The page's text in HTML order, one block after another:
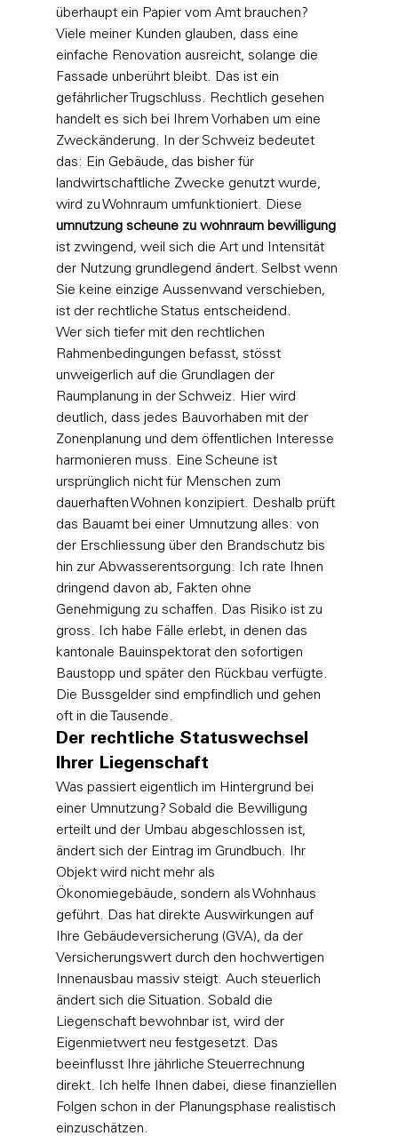
überhaupt ein Papier vom Amt brauchen?
Viele meiner Kunden glauben, dass eine
einfache Renovation ausreicht, solange die
Fassade unberührt bleibt. Das ist ein
gefährlicher Trugschluss. Rechtlich gesehen
handelt es sich bei Ihrem Vorhaben um eine
Zweckänderung. In der Schweiz bedeutet
das: Ein Gebäude, das bisher für
landwirtschaftliche Zwecke genutzt wurde,
wird zu Wohnraum umfunktioniert. Diese
umnutzung scheune zu wohnraum bewilligung
ist zwingend, weil sich die Art und Intensität
der Nutzung grundlegend ändert. Selbst wenn
Sie keine einzige Aussenwand verschieben,
ist der rechtliche Status entscheidend.
Wer sich tiefer mit den rechtlichen
Rahmenbedingungen befasst, stösst
unweigerlich auf die Grundlagen der
Raumplanung in der Schweiz. Hier wird
deutlich, dass jedes Bauvorhaben mit der
Zonenplanung und dem öffentlichen Interesse
harmonieren muss. Eine Scheune ist
ursprünglich nicht für Menschen zum
dauerhaften Wohnen konzipiert. Deshalb prüft
das Bauamt bei einer Umnutzung alles: von
der Erschliessung über den Brandschutz bis
hin zur Abwasserentsorgung. Ich rate Ihnen
dringend davon ab, Fakten ohne
Genehmigung zu schaffen. Das Risiko ist zu
gross. Ich habe Fälle erlebt, in denen das
kantonale Bauinspektorat den sofortigen
Baustopp und später den Rückbau verfügte.
Die Bussgelder sind empfindlich und gehen
oft in die Tausende.
Der rechtliche Statuswechsel
Ihrer Liegenschaft
Was passiert eigentlich im Hintergrund bei
einer Umnutzung? Sobald die Bewilligung
erteilt und der Umbau abgeschlossen ist,
ändert sich der Eintrag im Grundbuch. Ihr
Objekt wird nicht mehr als
Ökonomiegebäude, sondern als Wohnhaus
geführt. Das hat direkte Auswirkungen auf
Ihre Gebäudeversicherung (GVA), da der
Versicherungswert durch den hochwertigen
Innenausbau massiv steigt. Auch steuerlich
ändert sich die Situation. Sobald die
Liegenschaft bewohnbar ist, wird der
Eigenmietwert neu festgesetzt. Das
beeinflusst Ihre jährliche Steuerrechnung
direkt. Ich helfe Ihnen dabei, diese finanziellen
Folgen schon in der Planungsphase realistisch
einzuschätzen.